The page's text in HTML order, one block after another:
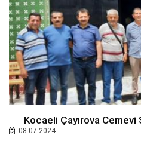
Kocaeli Çayırova
08.07.2024